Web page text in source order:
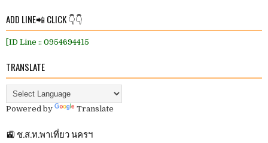
ADD LINE📲 CLICK 👇👇
[ID Line :: 0954694415
TRANSLATE
Powered by Translate
🚉 ช.ส.ท.พาเที่ยว นครฯ